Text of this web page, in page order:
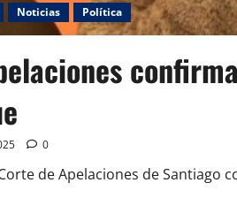
Noticias Política
0
de Apelaciones de